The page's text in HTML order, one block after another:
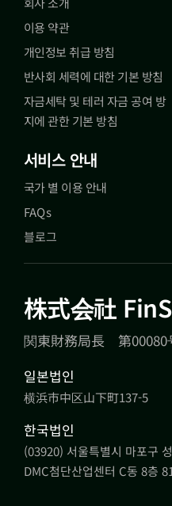
이용 약관
개인정보 취급 방침
반사회 세력에 대한 기본 방침
자금세탁 및 테러 자금 공여 방
지에 관한 기본 방침
서비스 안내
국가 별 이용 안내
FAQs
블로그
株式会社
関東財務局長 第00080
일본법인
横浜市中区山下町137-5
한국법인
(03920) 서울특별시 마포구
DMC첨단산업센터 C동 8층